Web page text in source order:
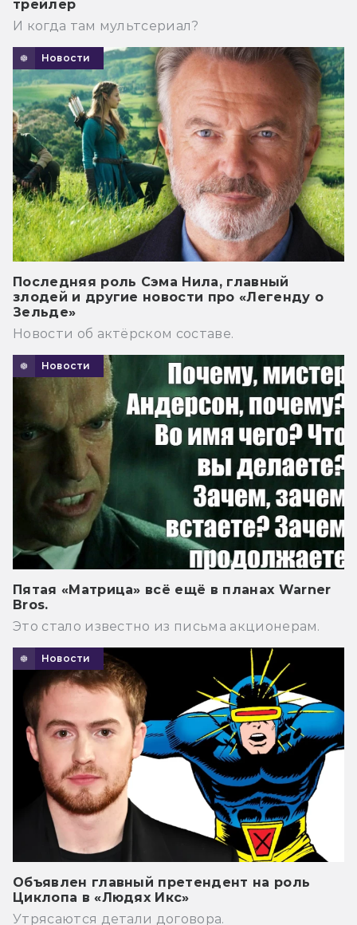
трейлер
И когда там мультсериал?
Новости
Последняя роль Сэма Нила, главный
злодей и другие новости про «Легенду о
Зельде»
Новости об актёрском составе.
Новости
Пятая «Матрица» всё ещё в планах Warner
Bros.
Это стало известно из письма акционерам.
Новости
Объявлен главный претендент на роль
Циклопа в «Людях Икс»
Утрясаются детали договора.